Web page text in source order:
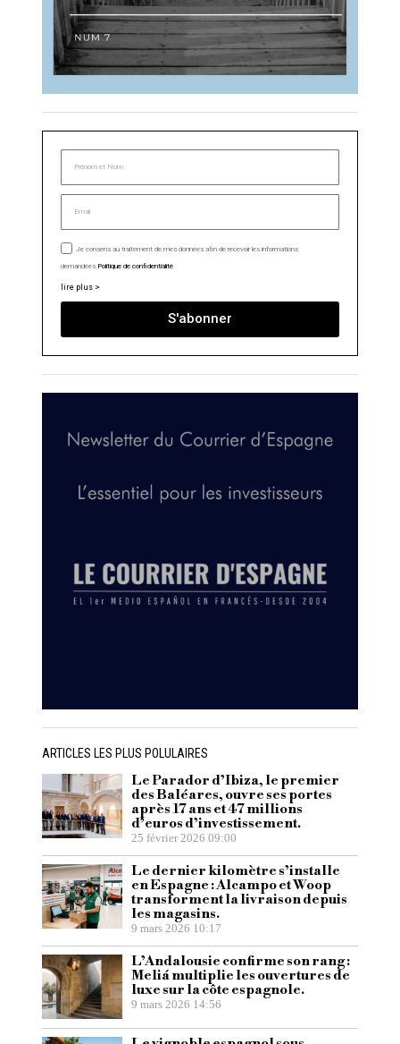
Je consens au traitement de mes données afin de recevoir les informations
demandées. Politique de confidentialité
lire plus >
S'abonner
ARTICLES LES PLUS POLULAIRES
Le Parador d’Ibiza, le premier
des Baléares, ouvre ses portes
après 17 ans et 47 millions
d’euros d’investissement.
25 février 2026 09:00
Le dernier kilomètre s’installe
en Espagne : Alcampo et Woop
transforment la livraison depuis
les magasins.
9 mars 2026 10:17
L’Andalousie confirme son rang :
Meliá multiplie les ouvertures de
luxe sur la côte espagnole.
9 mars 2026 14:56